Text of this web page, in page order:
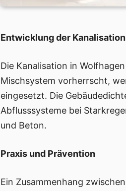
Entwicklung der Kanalisation
Die Kanalisation in
Mischsystem vorherrscht,
eingesetzt. Die
Abflusssysteme bei
und Beton.
Praxis und Prävention
Ein Zusammenhang